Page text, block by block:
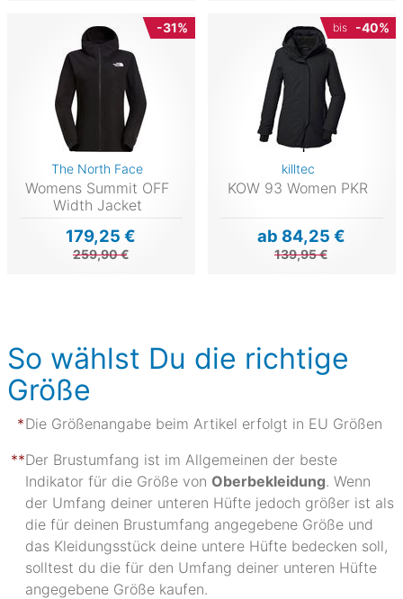
-31%
The North Face
Womens Summit OFF
Width Jacket
179,25 €
259,90 €
bis -40%
killtec
KOW 93 Women PKR
ab 84,25 €
139,95 €
So wählst Du die richtige
Größe
Die Größenangabe beim Artikel erfolgt in EU Größen
Der Brustumfang ist im Allgemeinen der beste
Indikator für die Größe von Oberbekleidung. Wenn
der Umfang deiner unteren Hüfte jedoch größer ist als
die für deinen Brustumfang angegebene Größe und
das Kleidungsstück deine untere Hüfte bedecken soll,
solltest du die für den Umfang deiner unteren Hüfte
angegebene Größe kaufen.